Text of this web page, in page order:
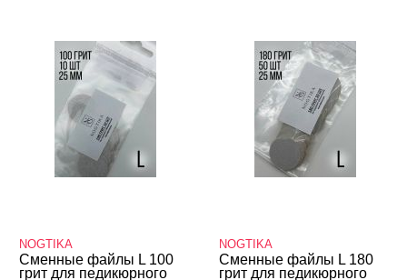
NOGTIKA
Сменные файлы L 100
грит для педикюрного
NOGTIKA
Сменные файлы L 180
грит для педикюрного